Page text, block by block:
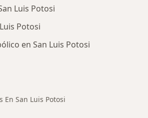
Luis Potosi
Potosi
en San Luis Potosi
En San Luis Potosi